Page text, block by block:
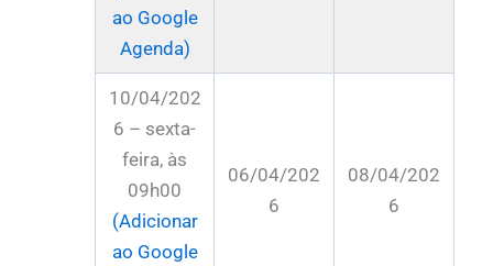
ao Google
Agenda)
10/04/202
6 – sexta-
feira, às
09h00
(Adicionar
ao Google
06/04/202
6
08/04/202
6